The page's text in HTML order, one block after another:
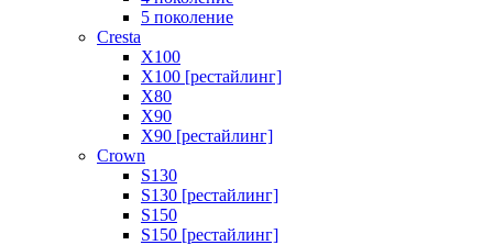
5 поколение
Cresta
X100
X100 [рестайлинг]
X80
X90
X90 [рестайлинг]
Crown
S130
S130 [рестайлинг]
S150
S150 [рестайлинг]